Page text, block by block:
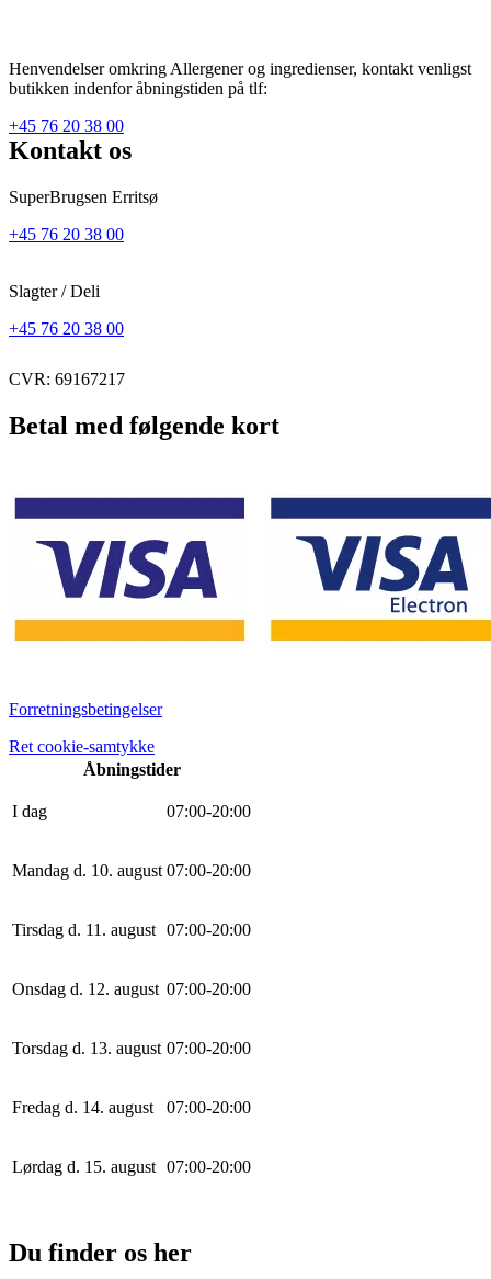
Henvendelser omkring Allergener og ingredienser, kontakt venligst
butikken indenfor åbningstiden på tlf:
+45 76 20 38 00
Kontakt os
SuperBrugsen Erritsø
+45 76 20 38 00
Slagter / Deli
+45 76 20 38 00
CVR: 69167217
Betal med følgende kort
Forretningsbetingelser
Ret cookie-samtykke
Åbningstider
I dag 07:00-20:00
Mandag d. 10. august 07:00-20:00
Tirsdag d. 11. august 07:00-20:00
Onsdag d. 12. august 07:00-20:00
Torsdag d. 13. august 07:00-20:00
Fredag d. 14. august 07:00-20:00
Lørdag d. 15. august 07:00-20:00
Du finder os her